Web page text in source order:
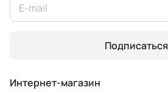
Подписаться
Интернет-магазин